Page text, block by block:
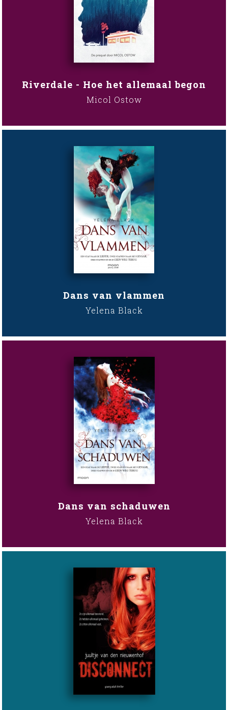
Riverdale - Hoe het allemaal begon
Micol Ostow
Dans van vlammen
Yelena Black
Dans van schaduwen
Yelena Black